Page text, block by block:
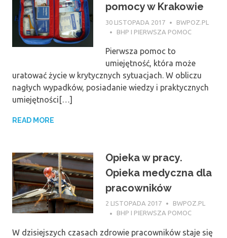
pomocy w Krakowie
30 LISTOPADA 2017
BWPOZ.PL
BHP I PIERWSZA POMOC
Pierwsza pomoc to
umiejętność, która może
uratować życie w krytycznych sytuacjach. W obliczu
nagłych wypadków, posiadanie wiedzy i praktycznych
umiejętności[…]
READ MORE
Opieka w pracy.
Opieka medyczna dla
pracowników
2 LISTOPADA 2017
BWPOZ.PL
BHP I PIERWSZA POMOC
W dzisiejszych czasach zdrowie pracowników staje się